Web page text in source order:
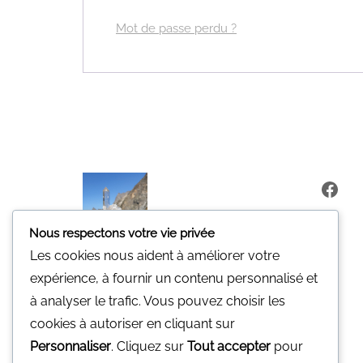
Mot de passe perdu ?
Une pierre pour vous.
Nous respectons votre vie privée
Les cookies nous aident à améliorer votre
expérience, à fournir un contenu personnalisé et
à analyser le trafic. Vous pouvez choisir les
cookies à autoriser en cliquant sur
Personnaliser. Cliquez sur Tout accepter pour